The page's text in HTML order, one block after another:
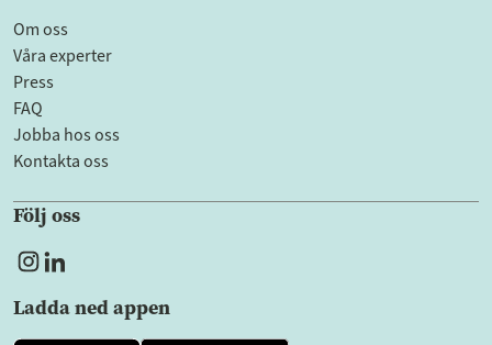
Om oss
Våra experter
Press
FAQ
Jobba hos oss
Kontakta oss
Följ oss
Ladda ned appen